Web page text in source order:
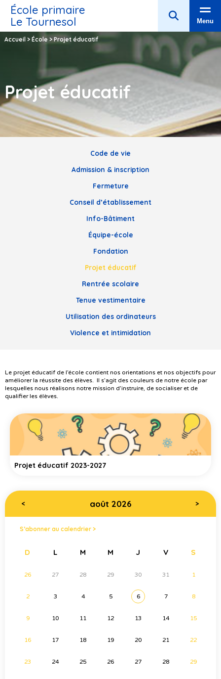
École primaire
Le Tournesol
Menu
Accueil> École > Projet éducatif
Projet éducatif
Code de vie
Admission & inscription
Fermeture
Conseil d’établissement
Info-Bâtiment
Équipe-école
Fondation
Projet éducatif
Rentrée scolaire
Tenue vestimentaire
Utilisation des ordinateurs
Violence et intimidation
Le projet éducatif de l’école contient nos orientations et nos objectifs pour
améliorer la réussite des élèves. Il s’agit des couleurs de notre école par
lesquelles nous réalisons notre mission d’instruire, de socialiser et de
qualifier les élèves.
Projet éducatif 2023-2027
< août 2026 >
S’abonner au calendrier >
D L M M J V S
26 27 28 29 30 31 1
2 3 4 5 6 7 8
9 10 11 12 13 14 15
16 17 18 19 20 21 22
23 24 25 26 27 28 29